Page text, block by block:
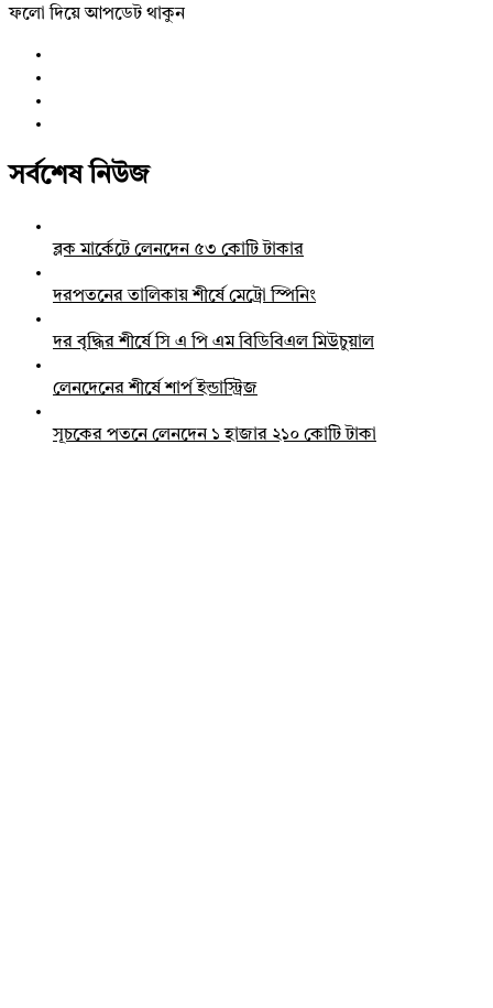
ফলো দিয়ে আপডেট থাকুন
সর্বশেষ নিউজ
ব্লক মার্কেটে লেনদেন ৫৩ কোটি টাকার
দরপতনের তালিকায় শীর্ষে মেট্রো স্পিনিং
দর বৃদ্ধির শীর্ষে সি এ পি এম বিডিবিএল মিউচুয়াল
লেনদেনের শীর্ষে শার্প ইন্ডাস্ট্রিজ
সূচকের পতনে লেনদেন ১ হাজার ২১০ কোটি টাকা